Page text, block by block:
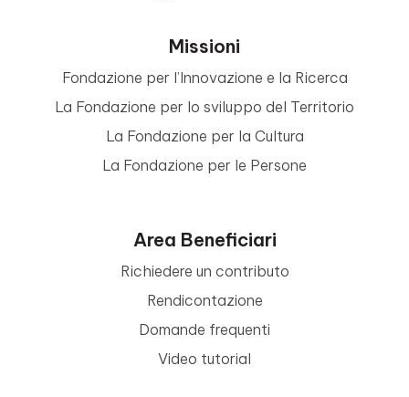
Missioni
Fondazione per l’Innovazione e la Ricerca
La Fondazione per lo sviluppo del Territorio
La Fondazione per la Cultura
La Fondazione per le Persone
Area Beneficiari
Richiedere un contributo
Rendicontazione
Domande frequenti
Video tutorial